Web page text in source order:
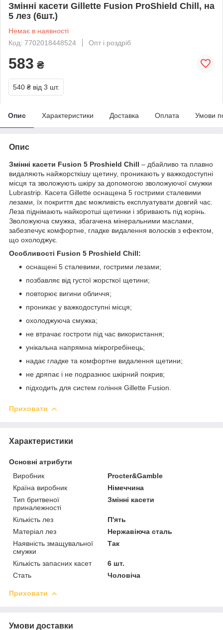
Змінні касети Gillette Fusion ProShield Chill, на
5 лез (6шт.)
Немає в наявності
Код: 7702018448524
Опт і роздріб
583 ₴
540 ₴ від 3 шт.
Опис Характеристики Доставка Оплата Умови
Опис
Змінні касети Fusion 5 Proshield Chill – дбайливо та плавно
видаляють найжорсткішу щетину, проникають у важкодоступні
місця та зволожують шкіру за допомогою зволожуючої смужки
Lubrastrip. Касета Gillette оснащена 5 гострими сталевими
лезами, їх покриття дає можливість експлуатувати довгий час.
Леза піднімають найкоротші щетинки і збривають під корінь.
Зволожуюча смужка, збагачена мінеральними маслами,
забезпечує комфортне, гладке видалення волосків з ефектом,
що охолоджує.
Особливості Fusion 5 Proshield Chill:
оснащені 5 сталевими, гострими лезами;
позбавляє від густої жорсткої щетини;
повторює вигини обличчя;
проникає у важкодоступні місця;
охолоджуюча смужка;
не втрачає гостроти під час використання;
унікальна напрямна мікрогребінець;
надає гладке та комфортне видалення щетини;
не дряпає і не подразнює шкірний покрив;
підходить для систем гоління Gillette Fusion.
Приховати
Характеристики
Основні атрибути
Виробник
Procter&Gamble
Країна виробник
Німеччина
Тип бритвеної
приналежності
Змінні касети
Кількість лез
П'ять
Матеріал лез
Нержавіюча сталь
Наявність змащувальної
смужки
Так
Кількість запасних касет
6 шт.
Стать
Чоловіча
Приховати
Умови доставки